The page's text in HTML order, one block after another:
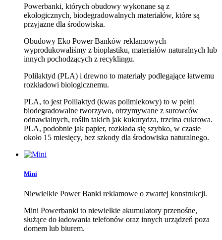
Powerbanki, których obudowy wykonane są z
ekologicznych, biodegradowalnych materiałów, które są
przyjazne dla środowiska.
Obudowy Eko Power Banków reklamowych
wyprodukowaliśmy z bioplastiku, materiałów naturalnych lub
innych pochodzących z recyklingu.
Polilaktyd (PLA) i drewno to materiały podlegające łatwemu
rozkładowi biologicznemu.
PLA, to jest Polilaktyd (kwas polimlekowy) to w pełni
biodegradowalne tworzywo, otrzymywane z surowców
odnawialnych, roślin takich jak kukurydza, trzcina cukrowa.
PLA, podobnie jak papier, rozkłada się szybko, w czasie
około 15 miesięcy, bez szkody dla środowiska naturalnego.
Mini
Niewielkie Power Banki reklamowe o zwartej konstrukcji.
Mini Powerbanki to niewielkie akumulatory przenośne,
służące do ładowania telefonów oraz innych urządzeń poza
domem lub biurem.